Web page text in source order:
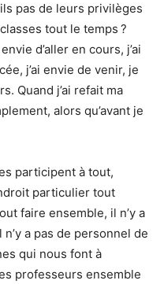
pas de leurs privilèges
tout le temps ?
d’aller en cours, j’ai
j’ai envie de venir, je
Quand j’ai refait ma
alors qu’avant je
participent à tout,
particulier tout
faire ensemble, il n’y a
a pas de personnel de
qui nous font à
professeurs ensemble